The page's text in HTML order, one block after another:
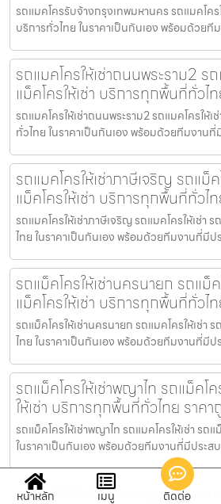
รถแมคโครรับจ้างกรุงเทพมหานคร รถแมคโคร
บริการทั่วไทย ในราคาเป็นกันเอง พร้อมด้วยที
รถแมคโครให้เช่าถนนพระราม2 ร
แม็คโครให้เช่า บริการทุกพื้นที่ทั่วไ
รถแมคโครให้เช่าถนนพระราม2 รถแมคโครให้
ทั่วไทย ในราคาเป็นกันเอง พร้อมด้วยทีมงาน
รถแมคโครให้เช่าภาษีเจริญ รถแม็
แม็คโครให้เช่า บริการทุกพื้นที่ทั่วไ
รถแมคโครให้เช่าภาษีเจริญ รถแมคโครให้เช่า
ไทย ในราคาเป็นกันเอง พร้อมด้วยทีมงานที่มี
รถแม็คโครให้เช่านครนายก รถแม็
แม็คโครให้เช่า บริการทุกพื้นที่ทั่วไ
รถแม็คโครให้เช่านครนายก รถแมคโครให้เช่า
ไทย ในราคาเป็นกันเอง พร้อมด้วยทีมงานที่มี
รถแม็คโครให้เช่าพญาไท รถแม็คโ
ให้เช่า บริการทุกพื้นที่ทั่วไทย ราคา
รถแม็คโครให้เช่าพญาไท รถแมคโครให้เช่า รถ
ในราคาเป็นกันเอง พร้อมด้วยทีมงานที่มีประส
รถแบคโฮรับจ้างนิคมอุตสาหกรรม
หน้าหลัก เมนู ติดต่อ